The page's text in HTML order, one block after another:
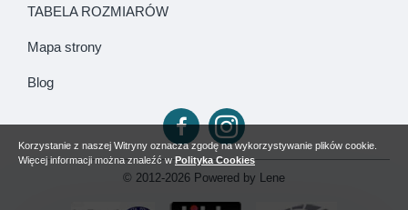
TABELA ROZMIARÓW
Mapa strony
Blog
© 2012-2026 Powered by Lene
Korzystanie z naszej Witryny oznacza zgodę na wykorzystywanie plików cookie.
Więcej informacji można znaleźć wPolityka Cookies